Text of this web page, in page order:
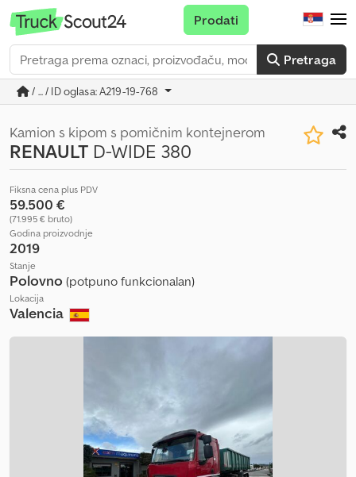
Pretraga
Prodati
/ ... / ID oglasa: A219-19-768
Kamion s kipom s pomičnim kontejnerom
RENAULT D-WIDE 380
Fiksna cena plus PDV
59.500 €
(71.995 € bruto)
Godina proizvodnje
2019
Stanje
Polovno (potpuno funkcionalan)
Lokacija
Valencia